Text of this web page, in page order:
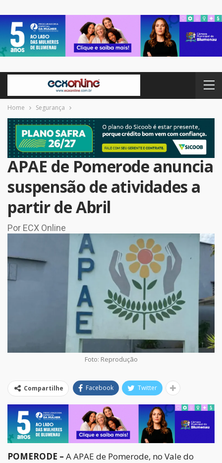
Home Segurança
APAE de Pomerode anuncia
suspensão de atividades a
partir de Abril
Por ECX Online
Foto: Reprodução
Compartilhe Facebook Twitter
POMERODE – A APAE de Pomerode, no Vale do